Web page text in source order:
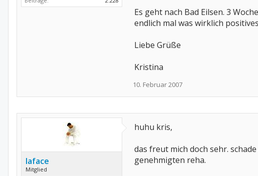
Es geht nach Bad Eilsen. 3
endlich mal was wirklich
Liebe Grüße
Kristina
10. Februar 2007
laface
Mitglied
huhu kris,
das freut mich doch sehr.
genehmigten reha.